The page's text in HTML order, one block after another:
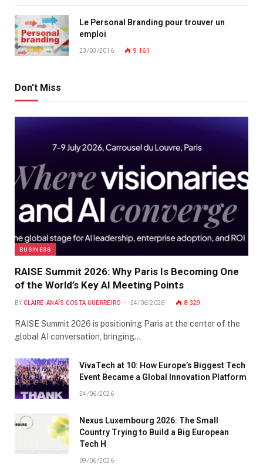
Le Personal Branding pour trouver un
emploi
23/03/2016 9 161
Don't Miss
BUSINESS
RAISE Summit 2026: Why Paris Is Becoming One
of the World’s Key AI Meeting Points
BY CLAIRE-ANAÏS COSTA GUERREIRO 24/06/2026 8 329
RAISE Summit 2026 is positioning Paris at the center of the
global AI conversation, bringing…
VivaTech at 10: How Europe’s Biggest Tech
Event Became a Global Innovation Platform
24/06/2026
Nexus Luxembourg 2026: The Small
Country Trying to Build a Big European
Tech H
09/06/2026